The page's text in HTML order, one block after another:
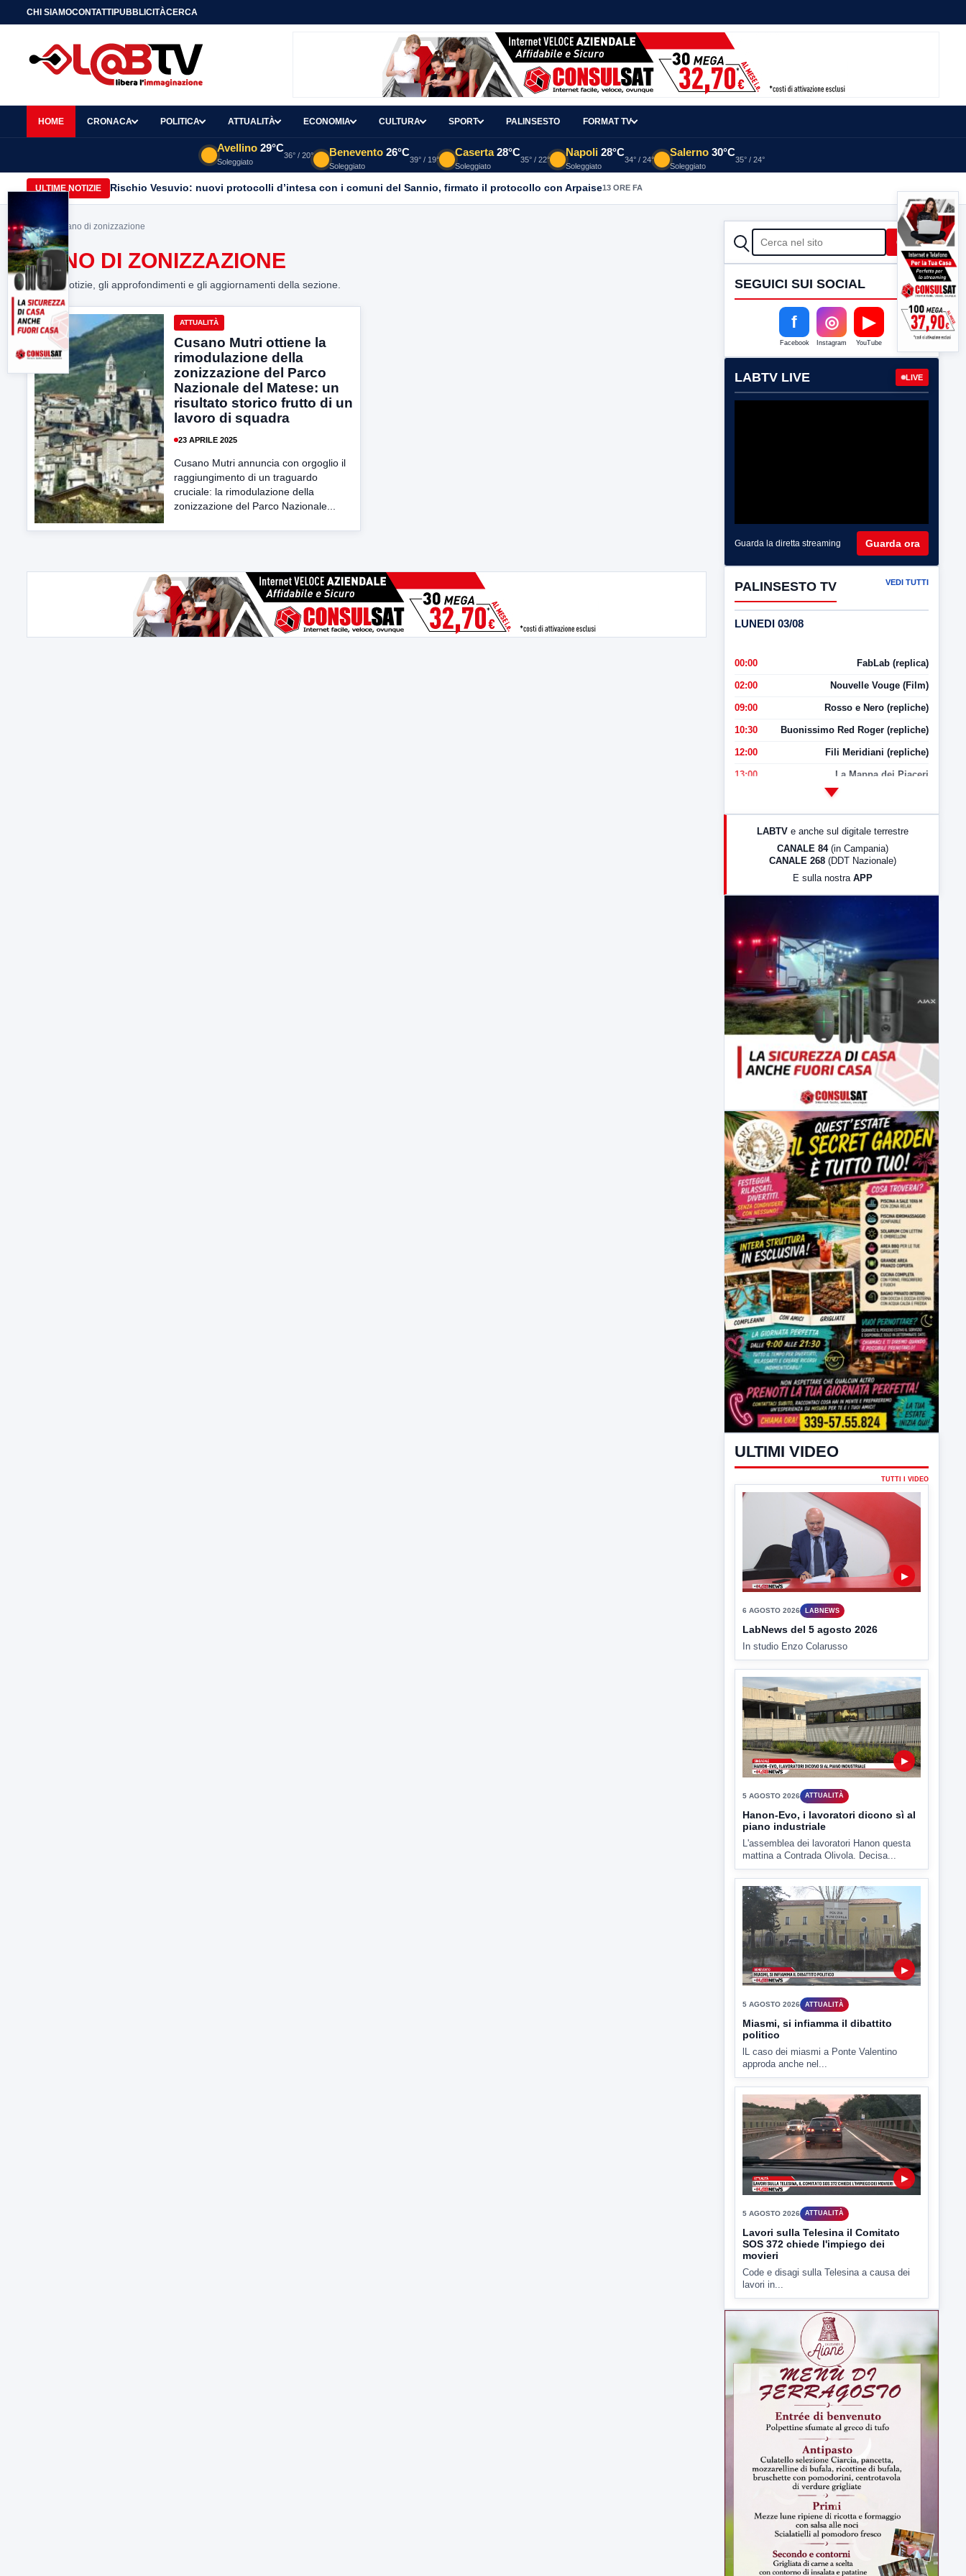
CHI SIAMOCONTATTIPUBBLICITÀCERCA
HOME CRONACA POLITICA ATTUALITÀ ECONOMIA CULTURA SPORT PALINSESTO FORMAT TV
Avellino 29°C
Soleggiato
36° / 20° Benevento 26°C
Soleggiato
39° / 19°
Caserta 28°C
Soleggiato
35° / 22°
Napoli 28°C
Soleggiato
34° / 24°
Salerno 30°C
Soleggiato
35° / 24°
ULTIME NOTIZIE Rischio Vesuvio: nuovi protocolli d’intesa con i comuni del Sannio, firmato il protocollo con Arpaise13 ORE FA
Home> piano di zonizzazione
PIANO DI ZONIZZAZIONE
Tutte le notizie, gli approfondimenti e gli aggiornamenti della sezione.
ATTUALITÀ
Cusano Mutri ottiene la
rimodulazione della
zonizzazione del Parco
Nazionale del Matese: un
risultato storico frutto di un
lavoro di squadra
23 APRILE 2025
Cusano Mutri annuncia con orgoglio il
raggiungimento di un traguardo
cruciale: la rimodulazione della
zonizzazione del Parco Nazionale...
CERCA Cerca
SEGUICI SUI SOCIAL
f
Facebook
◎
Instagram
▶
YouTube
LABTV LIVE LIVE
Guarda la diretta streaming Guarda ora
PALINSESTO TV VEDI TUTTI
LUNEDI 03/08
00:00 FabLab (replica)
02:00 Nouvelle Vouge (Film)
09:00 Rosso e Nero (repliche)
10:30 Buonissimo Red Roger (repliche)
12:00 Fili Meridiani (repliche)
13:00 La Mappa dei Piaceri
LabNews (Diretta)
LABTV e anche sul digitale terrestre
CANALE 84 (in Campania)
CANALE 268 (DDT Nazionale)
E sulla nostra APP
ULTIMI VIDEO
TUTTI I VIDEO
▶
6 AGOSTO 2026 LABNEWS
LabNews del 5 agosto 2026
In studio Enzo Colarusso
▶
5 AGOSTO 2026 ATTUALITÀ
Hanon-Evo, i lavoratori dicono sì al
piano industriale
L'assemblea dei lavoratori Hanon questa
mattina a Contrada Olivola. Decisa...
▶
5 AGOSTO 2026 ATTUALITÀ
Miasmi, si infiamma il dibattito
politico
lL caso dei miasmi a Ponte Valentino
approda anche nel...
▶
5 AGOSTO 2026 ATTUALITÀ
Lavori sulla Telesina il Comitato
SOS 372 chiede l'impiego dei
movieri
Code e disagi sulla Telesina a causa dei
lavori in...